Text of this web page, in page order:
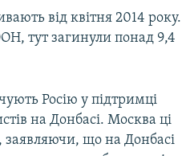
від квітня 2014 року.
тут загинули понад 9,4
Росію у підтримці
на Донбасі. Москва ці
заявляючи, що на Донбасі